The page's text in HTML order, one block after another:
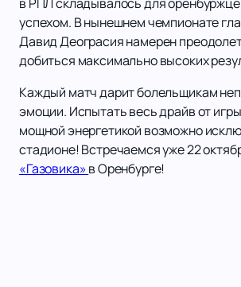
в РПЛ складывалось для
успехом. В нынешнем чемпионате
Давид Деограсия намерен
добиться максимально высоких
Каждый матч дарит болельщикам
эмоции. Испытать весь драйв от
мощной энергетикой возможно
стадионе! Встречаемся уже 22
«Газовика»в Оренбурге!